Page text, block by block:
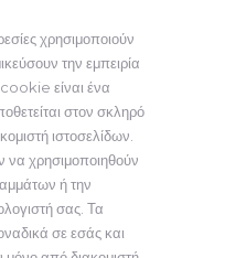
χρησιμοποιούν
την εμπειρία
είναι ένα
στον σκληρό
ιστοσελίδων.
χρησιμοποιηθούν
ή την
σας. Τα
σε εσάς και